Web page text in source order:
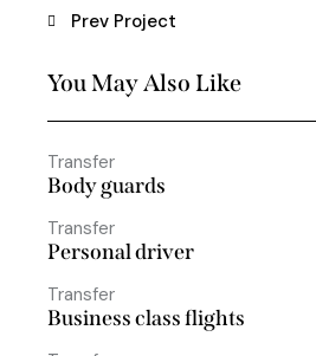
Prev Project
You May Also Like
Transfer
Body guards
Transfer
Personal driver
Transfer
Business class flights